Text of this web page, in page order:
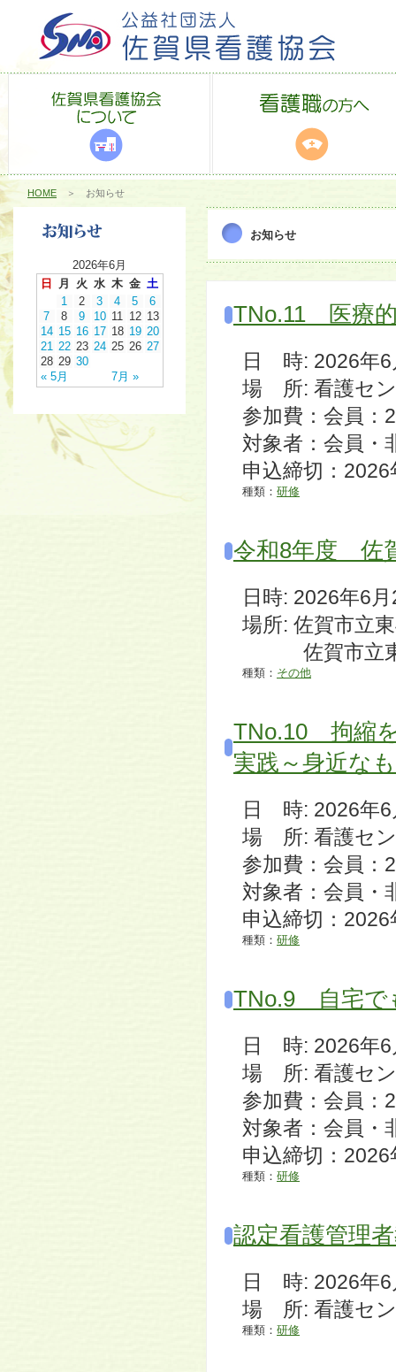
HOME ＞ お知らせ
2026年6月
日
月 火 水 木 金 土
« 5月 7月 »
1 2 3 4 5
6
7
8 9 10 11 12 13
14 15 16 17 18 19 20
21 22 23 24 25 26 27
28 29 30
お知らせ
TNo.11 医療
日 時: 2026年6
場 所: 看護セ
参加費：会員：
対象者：会員・
申込締切：
種類： 研修
令和8年度 佐
日時: 2026年6
場所: 佐賀市立
佐賀市立東
種類： その他
TNo.10 拘縮
実践～身近な
日 時: 2026年6
場 所: 看護セ
参加費：会員：
対象者：会員・
申込締切：
種類： 研修
TNo.9 自宅で
日 時: 2026年6
場 所: 看護セ
参加費：会員：
対象者：会員・
申込締切：
種類： 研修
認定看護管理
日 時: 2026年6
場 所: 看護セ
種類： 研修